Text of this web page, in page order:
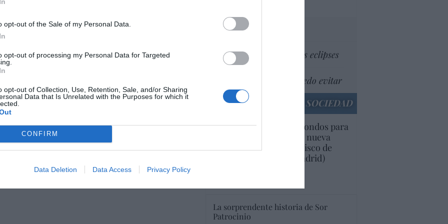
opt-out of the Sale of my Personal Data.
opt-out of processing my Personal Data for Targeted
opt-out of Collection, Use, Retention, Sale, and/or Sharing
Data that Is Unrelated with the Purposes for which it
CONFIRM
Data Deletion Data Access Privacy Policy
los bancos, de Trump o de los
2 3 4 5
Cartas al director
Dios es el señor de los eclipses
Soy viejo... y no lo puedo evitar
SOCIEDAD
'Crowdfunding'. Piden fondos para
culminar las obras de la nueva
parroquia de San Francisco de
Sales, en Parla Este (Madrid)
La sorprendente historia de Sor
Patrocinio